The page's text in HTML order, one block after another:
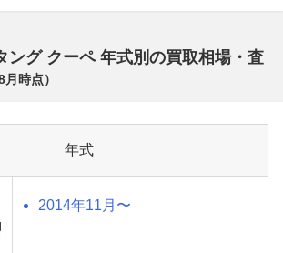
ング クーペ 年式別の買取相場・査
月 時点）
年式
2014年11月〜